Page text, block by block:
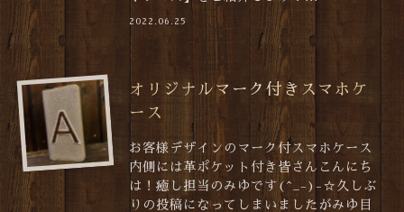
2022.06.25
オリジナルマーク付きスマホケ
ース
お客様デザインのマーク付スマホケース
内側には革ポケット付き皆さんこんにち
は！癒し担当のみゆです(^_-)-☆久しぶ
りの投稿になってしまいましたがみゆ目